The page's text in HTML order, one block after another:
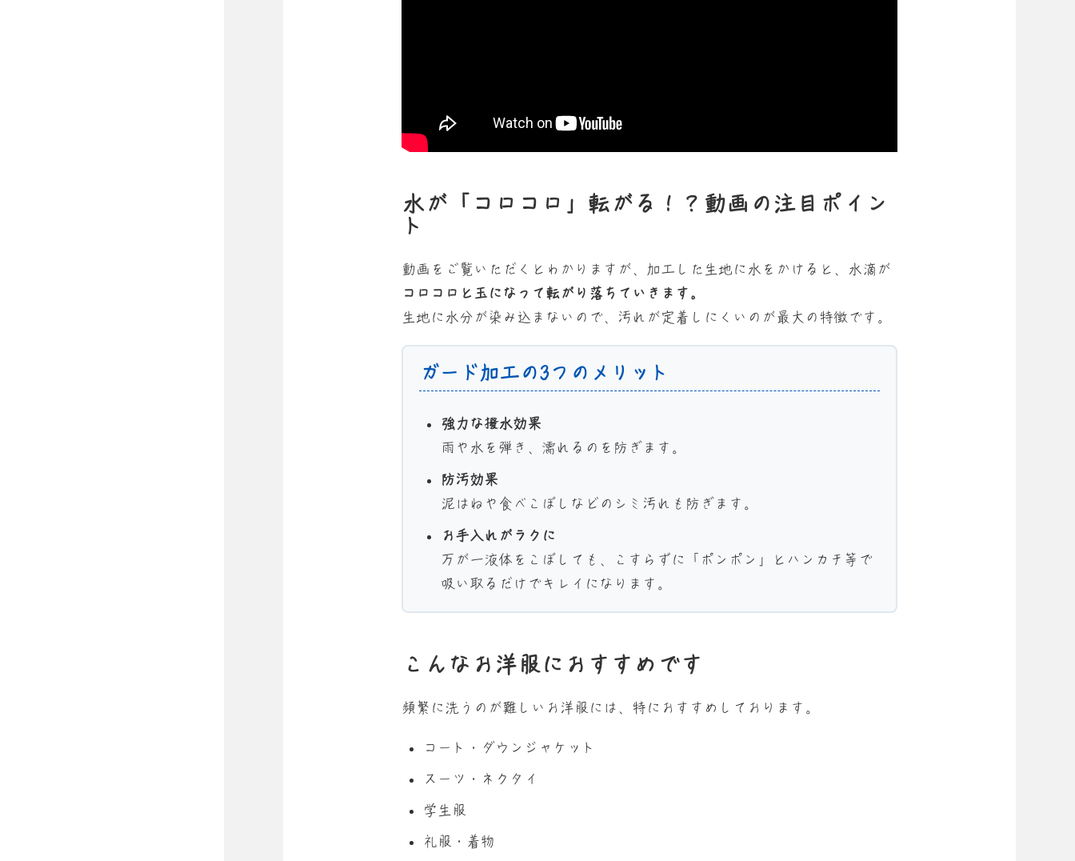
水が「コロコロ」転がる！？動画の注目ポイン
ト
動画をご覧いただくとわかりますが、加工した生地に水をかけると、水滴が
コロコロと玉になって転がり落ちていきます。
生地に水分が染み込まないので、汚れが定着しにくいのが最大の特徴です。
ガード加工の3つのメリット
強力な撥水効果
雨や水を弾き、濡れるのを防ぎます。
防汚効果
泥はねや食べこぼしなどのシミ汚れも防ぎます。
お手入れがラクに
万が一液体をこぼしても、こすらずに「ポンポン」とハンカチ等で
吸い取るだけでキレイになります。
こんなお洋服におすすめです
頻繁に洗うのが難しいお洋服には、特におすすめしております。
コート・ダウンジャケット
スーツ・ネクタイ
学生服
礼服・着物